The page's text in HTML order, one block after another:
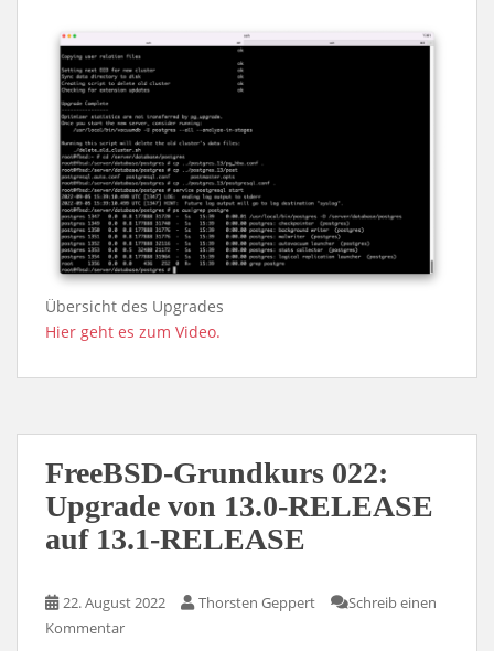
Übersicht des Upgrades
Hier geht es zum Video.
FreeBSD-Grundkurs 022:
Upgrade von 13.0-RELEASE
auf 13.1-RELEASE
22. August 2022 Thorsten Geppert
Schreib einen
Kommentar